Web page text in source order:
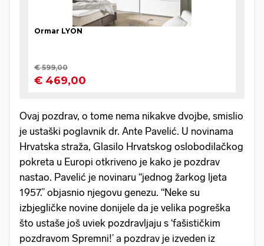
Ovaj pozdrav, o tome nema nikakve dvojbe, smislio
je ustaški poglavnik dr. Ante Pavelić. U novinama
Hrvatska straža, Glasilo Hrvatskog oslobodilačkog
pokreta u Europi otkriveno je kako je pozdrav
nastao. Pavelić je novinaru “jednog žarkog ljeta
1957.” objasnio njegovu genezu. “Neke su
izbjegličke novine donijele da je velika pogreška
što ustaše još uviek pozdravljaju s ‘fašističkim
pozdravom Spremni!’ a pozdrav je izveden iz